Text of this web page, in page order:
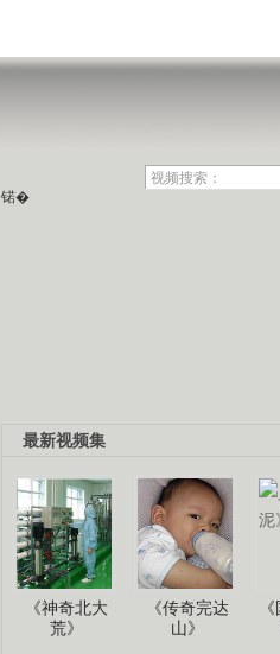
锘�
最新视频集
《神奇北大
荒》
《传奇完达
山》